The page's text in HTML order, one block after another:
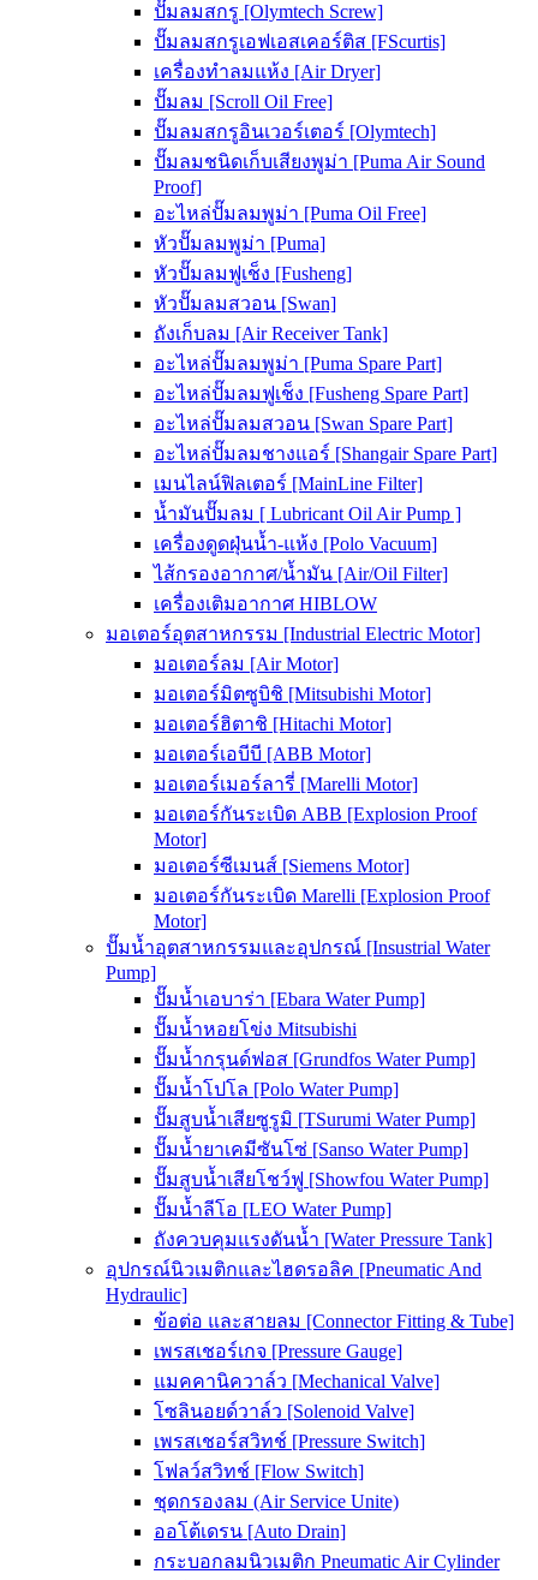
ปั๊มลมสกรู [Olymtech Screw]
ปั๊มลมสกรูเอฟเอสเคอร์ติส [FScurtis]
เครื่องทำลมแห้ง [Air Dryer]
ปั๊มลม [Scroll Oil Free]
ปั๊มลมสกรูอินเวอร์เตอร์ [Olymtech]
ปั๊มลมชนิดเก็บเสียงพูม่า [Puma Air Sound
Proof]
อะไหล่ปั๊มลมพูม่า [Puma Oil Free]
หัวปั๊มลมพูม่า [Puma]
หัวปั๊มลมฟูเช็ง [Fusheng]
หัวปั๊มลมสวอน [Swan]
ถังเก็บลม [Air Receiver Tank]
อะไหล่ปั๊มลมพูม่า [Puma Spare Part]
อะไหล่ปั๊มลมฟูเช็ง [Fusheng Spare Part]
อะไหล่ปั๊มลมสวอน [Swan Spare Part]
อะไหล่ปั๊มลมชางแอร์ [Shangair Spare Part]
เมนไลน์ฟิลเตอร์ [MainLine Filter]
น้ำมันปั๊มลม [ Lubricant Oil Air Pump ]
เครื่องดูดฝุ่นน้ำ-แห้ง [Polo Vacuum]
ไส้กรองอากาศ/น้ำมัน [Air/Oil Filter]
เครื่องเติมอากาศ HIBLOW
มอเตอร์อุตสาหกรรม [Industrial Electric Motor]
มอเตอร์ลม [Air Motor]
มอเตอร์มิตซูบิชิ [Mitsubishi Motor]
มอเตอร์ฮิตาชิ [Hitachi Motor]
มอเตอร์เอบีบี [ABB Motor]
มอเตอร์เมอร์ลารี่ [Marelli Motor]
มอเตอร์กันระเบิด ABB [Explosion Proof
Motor]
มอเตอร์ซีเมนส์ [Siemens Motor]
มอเตอร์กันระเบิด Marelli [Explosion Proof
Motor]
ปั๊มน้ำอุตสาหกรรมและอุปกรณ์ [Insustrial Water
Pump]
ปั๊มน้ำเอบาร่า [Ebara Water Pump]
ปั๊มน้ำหอยโข่ง Mitsubishi
ปั๊มน้ำกรุนด์ฟอส [Grundfos Water Pump]
ปั๊มน้ำโปโล [Polo Water Pump]
ปั๊มสูบน้ำเสียซูรูมิ [TSurumi Water Pump]
ปั๊มน้ำยาเคมีซันโซ่ [Sanso Water Pump]
ปั๊มสูบน้ำเสียโชว์ฟู [Showfou Water Pump]
ปั๊มน้ำลีโอ [LEO Water Pump]
ถังควบคุมแรงดันน้ำ [Water Pressure Tank]
อุปกรณ์นิวเมติกและไฮดรอลิค [Pneumatic And
Hydraulic]
ข้อต่อ และสายลม [Connector Fitting & Tube]
เพรสเชอร์เกจ [Pressure Gauge]
แมคคานิควาล์ว [Mechanical Valve]
โซลินอยด์วาล์ว [Solenoid Valve]
เพรสเชอร์สวิทช์ [Pressure Switch]
โฟลว์สวิทช์ [Flow Switch]
ชุดกรองลม (Air Service Unite)
ออโต้เดรน [Auto Drain]
กระบอกลมนิวเมติก Pneumatic Air Cylinder